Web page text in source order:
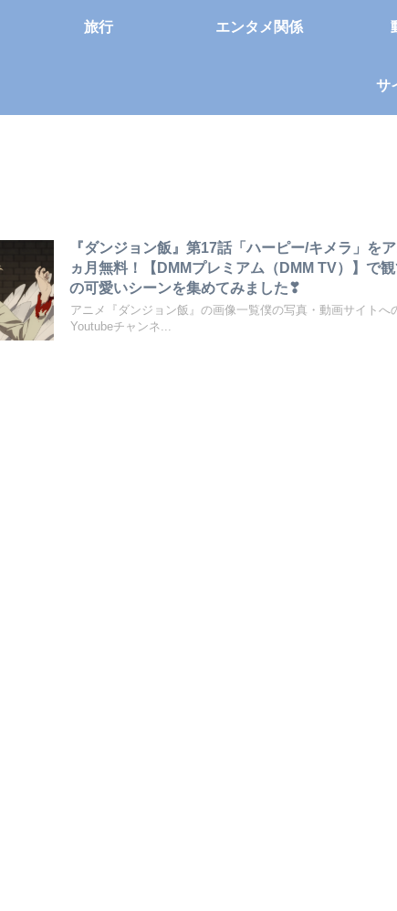
旅行 エンタメ関係
サ
『ダンジョン飯』第17話「ハーピー/キメラ」を
ヵ月無料！【DMMプレミアム（DMM TV）】で
の可愛いシーンを集めてみました❣
アニメ『ダンジョン飯』の画像一覧僕の写真・動画サイトへ
Youtubeチャンネ...